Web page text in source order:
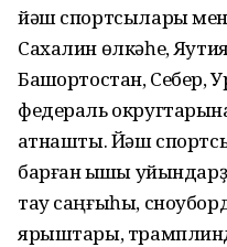
йәш спортсылары
Сахалин өлкәһе,
Башҡортостан,
федераль
ҡатнашты. Йәш
барған ҡышҡы
тау саңғыһы,
ярыштары,